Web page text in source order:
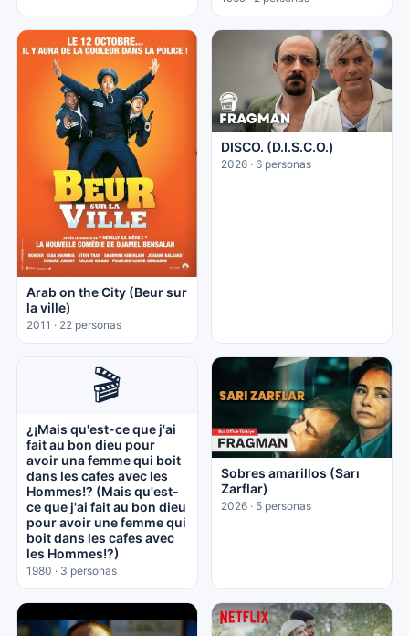
Arab on the City (Beur sur
la ville)
2011 · 22 personas
DISCO. (D.I.S.C.O.)
2026 · 6 personas
🎬
¿¡Mais qu'est-ce que j'ai
fait au bon dieu pour
avoir una femme qui boit
dans les cafes avec les
Hommes!? (Mais qu'est-
ce que j'ai fait au bon dieu
pour avoir une femme qui
boit dans les cafes avec
les Hommes!?)
1980 · 3 personas
Sobres amarillos (Sarı
Zarflar)
2026 · 5 personas